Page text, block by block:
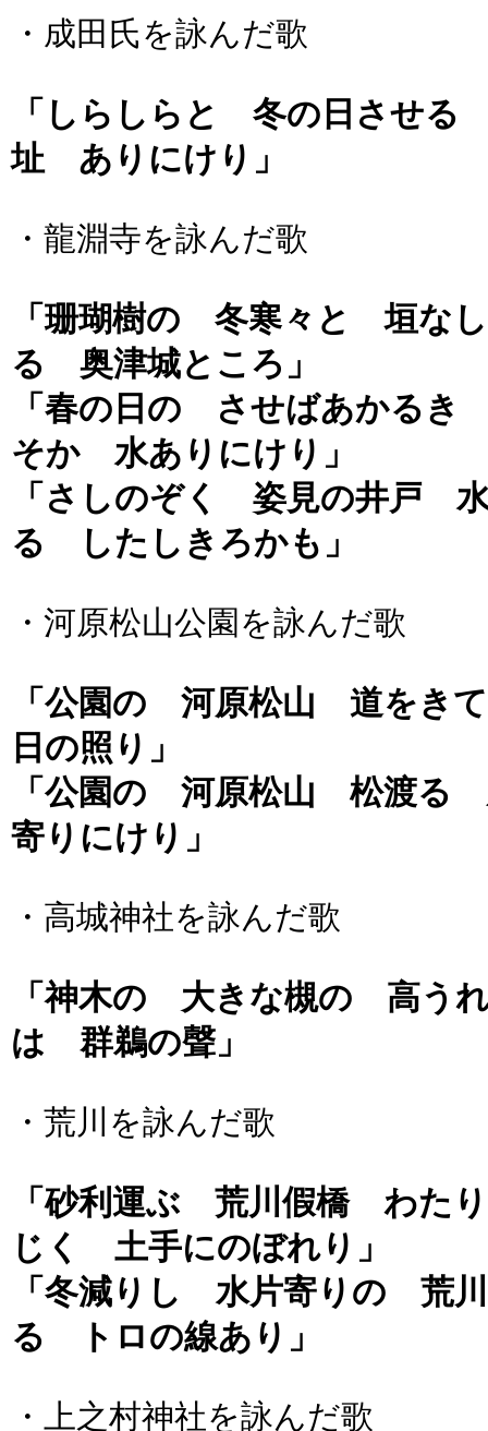
・成田氏を詠んだ歌
「しらしらと 冬の日させ
址 ありにけり」
・龍淵寺を詠んだ歌
「珊瑚樹の 冬寒々と 垣な
る 奥津城ところ」
「春の日の させばあかる
そか 水ありにけり」
「さしのぞく 姿見の井戸
る したしきろかも」
・河原松山公園を詠んだ歌
「公園の 河原松山 道をき
日の照り」
「公園の 河原松山 松渡る
寄りにけり」
・高城神社を詠んだ歌
「神木の 大きな槻の 高う
は 群鵜の聲」
・荒川を詠んだ歌
「砂利運ぶ 荒川假橋 わた
じく 土手にのぼれり」
「冬減りし 水片寄りの 荒
る トロの線あり」
・上之村神社を詠んだ歌